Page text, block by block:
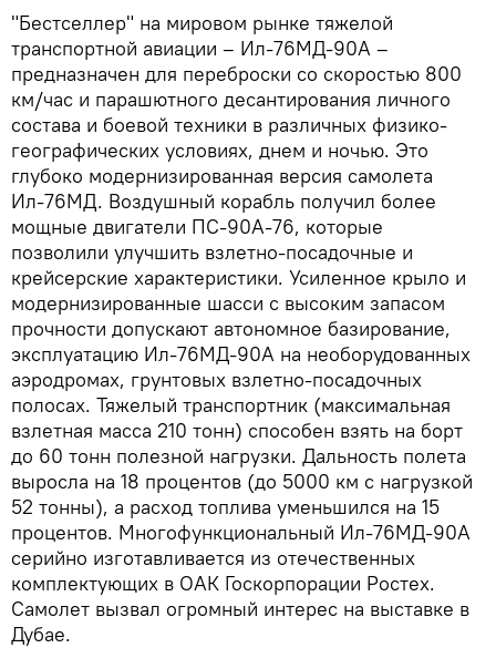
"Бестселлер" на мировом рынке тяжелой
транспортной авиации – Ил-76МД-90А –
предназначен для переброски со скоростью 800
км/час и парашютного десантирования личного
состава и боевой техники в различных физико-
географических условиях, днем и ночью. Это
глубоко модернизированная версия самолета
Ил-76МД. Воздушный корабль получил более
мощные двигатели ПС-90А-76, которые
позволили улучшить взлетно-посадочные и
крейсерские характеристики. Усиленное крыло и
модернизированные шасси с высоким запасом
прочности допускают автономное базирование,
эксплуатацию Ил-76МД-90А на необорудованных
аэродромах, грунтовых взлетно-посадочных
полосах. Тяжелый транспортник (максимальная
взлетная масса 210 тонн) способен взять на борт
до 60 тонн полезной нагрузки. Дальность полета
выросла на 18 процентов (до 5000 км с нагрузкой
52 тонны), а расход топлива уменьшился на 15
процентов. Многофункциональный Ил-76МД-90А
серийно изготавливается из отечественных
комплектующих в ОАК Госкорпорации Ростех.
Самолет вызвал огромный интерес на выставке в
Дубае.